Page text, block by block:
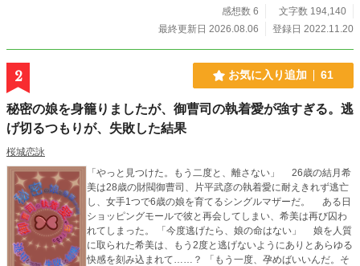
感想数 6
文字数 194,140
最終更新日 2026.08.06
登録日 2022.11.20
2 お気に入り追加 61
秘密の娘を身籠りましたが、御曹司の執着愛が強すぎる。逃
げ切るつもりが、失敗した結果
桜城恋詠
「やっと見つけた。もう二度と、離さない」 26歳の結月希
美は28歳の財閥御曹司、片平武彦の執着愛に耐えきれず逃亡
し、女手1つで6歳の娘を育てるシングルマザーだ。 ある日
ショッピングモールで彼と再会してしまい、希美は再び囚わ
れてしまった。 「今度逃げたら、娘の命はない」 娘を人質
に取られた希美は、もう2度と逃げないようにありとあらゆる
快感を刻み込まれて……？ 「もう一度、孕めばいいんだ。そ